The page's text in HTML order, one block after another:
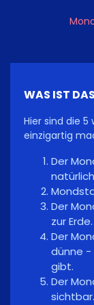
WAS IST
Hier sind die
einzigartig
Der
Der
zur Erde.
Der
dünne -
gibt.
Der
sichtbar.